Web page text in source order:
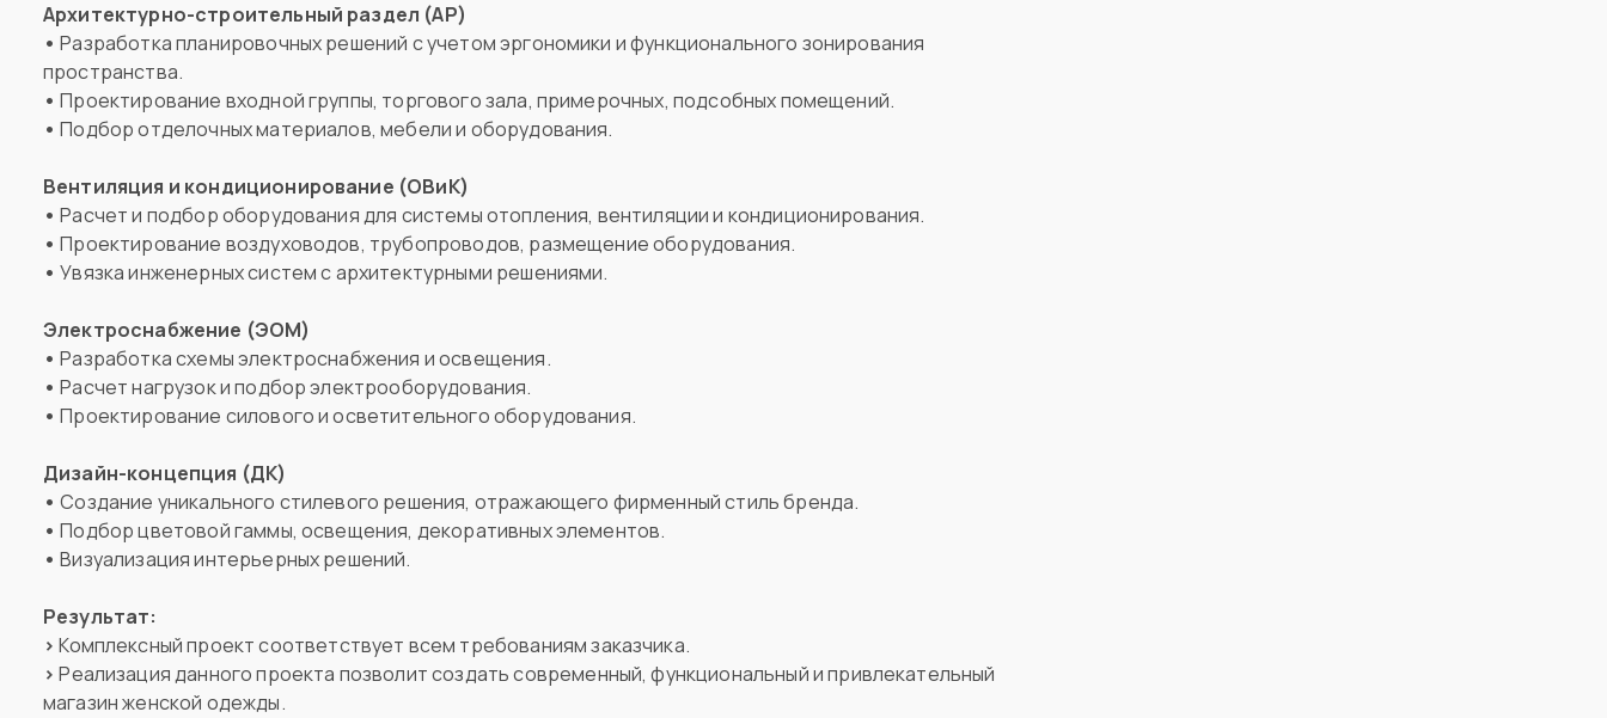
Архитектурно-строительный раздел (АР)
•Разработка планировочных решений с учетом эргономики и функционального зонирования
пространства.
•Проектирование входной группы, торгового зала, примерочных, подсобных помещений.
•Подбор отделочных материалов, мебели и оборудования.
Вентиляция и кондиционирование (ОВиК)
•Расчет и подбор оборудования для системы отопления, вентиляции и кондиционирования.
•Проектирование воздуховодов, трубопроводов, размещение оборудования.
•Увязка инженерных систем с архитектурными решениями.
Электроснабжение (ЭОМ)
•Разработка схемы электроснабжения и освещения.
•Расчет нагрузок и подбор электрооборудования.
•Проектирование силового и осветительного оборудования.
Дизайн-концепция (ДК)
•Создание уникального стилевого решения, отражающего фирменный стиль бренда.
•Подбор цветовой гаммы, освещения, декоративных элементов.
•Визуализация интерьерных решений.
Результат:
> Комплексный проект соответствует всем требованиям заказчика.
> Реализация данного проекта позволит создать современный, функциональный и привлекательный
магазин женской одежды.